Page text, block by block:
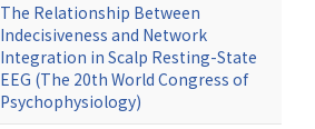
The Relationship Between
Indecisiveness and Network
Integration in Scalp Resting-State
EEG (The 20th World Congress of
Psychophysiology)